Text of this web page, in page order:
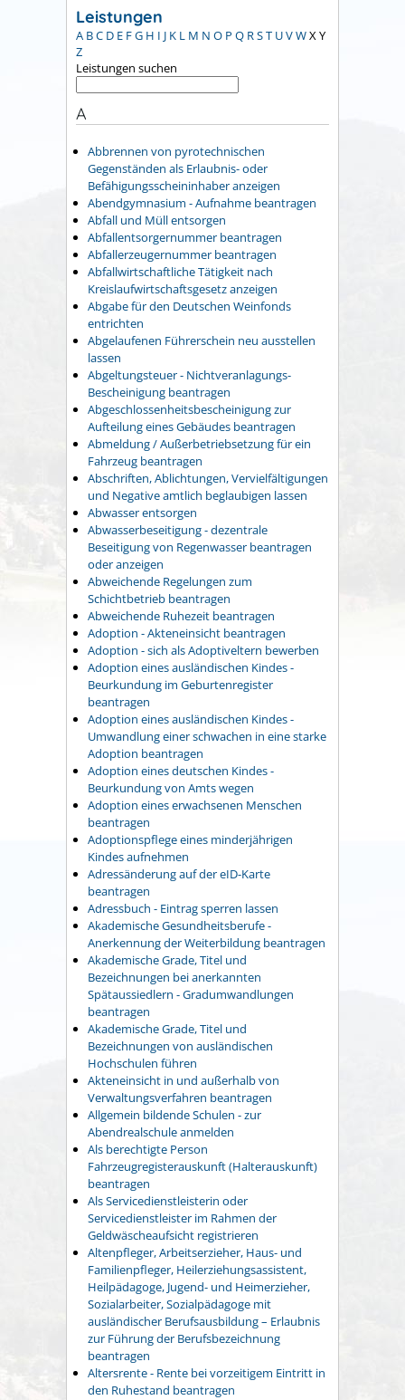
Leistungen
A BC D E FG H I J K L M N O P Q RST UVWXY
Z
Leistungen suchen
A
Abbrennen von pyrotechnischen
Gegenständen als Erlaubnis- oder
Befähigungsscheininhaber anzeigen
Abendgymnasium - Aufnahme beantragen
Abfall und Müll entsorgen
Abfallentsorgernummer beantragen
Abfallerzeugernummer beantragen
Abfallwirtschaftliche Tätigkeit nach
Kreislaufwirtschaftsgesetz anzeigen
Abgabe für den Deutschen Weinfonds
entrichten
Abgelaufenen Führerschein neu ausstellen
lassen
Abgeltungsteuer - Nichtveranlagungs-
Bescheinigung beantragen
Abgeschlossenheitsbescheinigung zur
Aufteilung eines Gebäudes beantragen
Abmeldung / Außerbetriebsetzung für ein
Fahrzeug beantragen
Abschriften, Ablichtungen, Vervielfältigungen
und Negative amtlich beglaubigen lassen
Abwasser entsorgen
Abwasserbeseitigung - dezentrale
Beseitigung von Regenwasser beantragen
oder anzeigen
Abweichende Regelungen zum
Schichtbetrieb beantragen
Abweichende Ruhezeit beantragen
Adoption - Akteneinsicht beantragen
Adoption - sich als Adoptiveltern bewerben
Adoption eines ausländischen Kindes -
Beurkundung im Geburtenregister
beantragen
Adoption eines ausländischen Kindes -
Umwandlung einer schwachen in eine starke
Adoption beantragen
Adoption eines deutschen Kindes -
Beurkundung von Amts wegen
Adoption eines erwachsenen Menschen
beantragen
Adoptionspflege eines minderjährigen
Kindes aufnehmen
Adressänderung auf der eID-Karte
beantragen
Adressbuch - Eintrag sperren lassen
Akademische Gesundheitsberufe -
Anerkennung der Weiterbildung beantragen
Akademische Grade, Titel und
Bezeichnungen bei anerkannten
Spätaussiedlern - Gradumwandlungen
beantragen
Akademische Grade, Titel und
Bezeichnungen von ausländischen
Hochschulen führen
Akteneinsicht in und außerhalb von
Verwaltungsverfahren beantragen
Allgemein bildende Schulen - zur
Abendrealschule anmelden
Als berechtigte Person
Fahrzeugregisterauskunft (Halterauskunft)
beantragen
Als Servicedienstleisterin oder
Servicedienstleister im Rahmen der
Geldwäscheaufsicht registrieren
Altenpfleger, Arbeitserzieher, Haus- und
Familienpfleger, Heilerziehungsassistent,
Heilpädagoge, Jugend- und Heimerzieher,
Sozialarbeiter, Sozialpädagoge mit
ausländischer Berufsausbildung – Erlaubnis
zur Führung der Berufsbezeichnung
beantragen
Altersrente - Rente bei vorzeitigem Eintritt in
den Ruhestand beantragen